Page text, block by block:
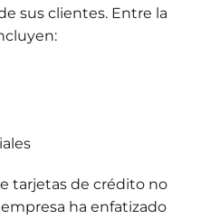
sus clientes. Entre la
tarjetas de crédito no
ha enfatizado